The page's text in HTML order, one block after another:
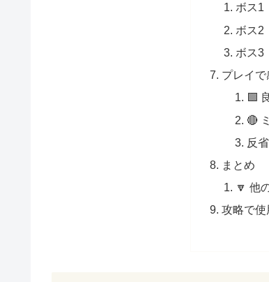
ボス1
ボス2
ボス3
プレイ
🟩
🔴
反
まとめ
🔽 他
攻略で使